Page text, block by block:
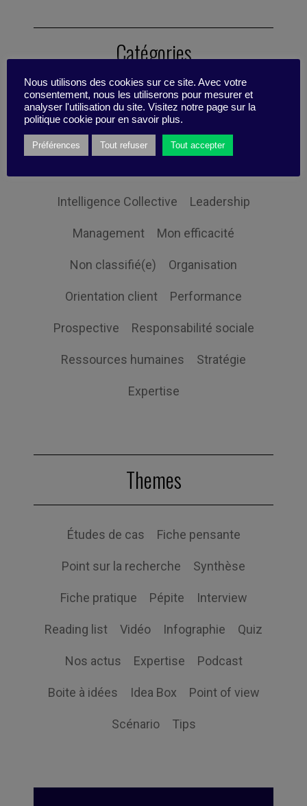
Catégories
Changement Digital
Economie et société Globalisation
Intelligence Collective Leadership
Management Mon efficacité
Non classifié(e) Organisation
Orientation client Performance
Prospective Responsabilité sociale
Ressources humaines Stratégie
Expertise
Themes
Études de cas Fiche pensante
Point sur la recherche Synthèse
Fiche pratique Pépite Interview
Reading list Vidéo Infographie Quiz
Nos actus Expertise Podcast
Boite à idées Idea Box Point of view
Scénario Tips
Nous utilisons des cookies sur ce site. Avec votre
consentement, nous les utiliserons pour mesurer et
analyser l'utilisation du site. Visitez notre page sur la
politique cookie pour en savoir plus.
Préférences Tout refuser Tout accepter